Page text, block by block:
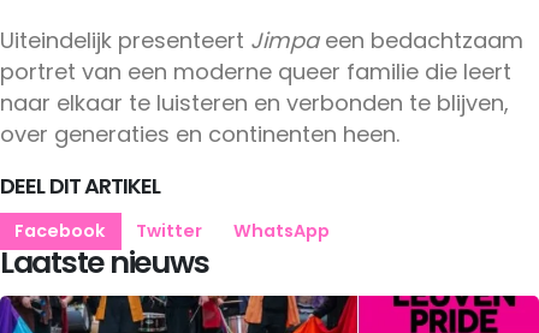
Uiteindelijk presenteert Jimpaeen bedachtzaam
portret van een moderne queer familie die leert
naar elkaar te luisteren en verbonden te blijven,
over generaties en continenten heen.
DEEL DIT ARTIKEL
Facebook Twitter WhatsApp
Laatste nieuws